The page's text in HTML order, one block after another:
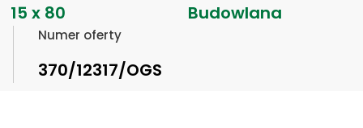
15 x 80 Budowlana
Numer oferty
370/12317/OGS